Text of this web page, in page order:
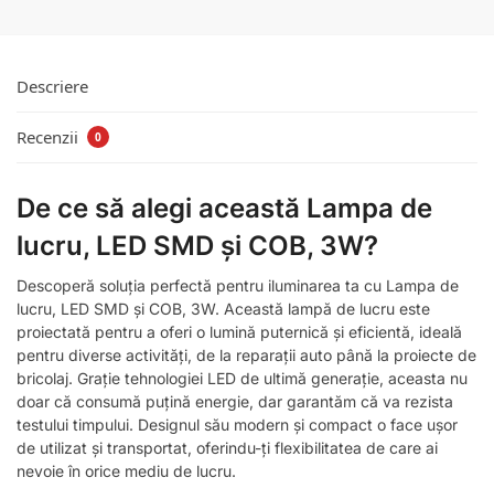
Descriere
Recenzii 0
De ce să alegi această Lampa de
lucru, LED SMD și COB, 3W?
Descoperă soluția perfectă pentru iluminarea ta cu Lampa de
lucru, LED SMD și COB, 3W. Această lampă de lucru este
proiectată pentru a oferi o lumină puternică și eficientă, ideală
pentru diverse activități, de la reparații auto până la proiecte de
bricolaj. Grație tehnologiei LED de ultimă generație, aceasta nu
doar că consumă puțină energie, dar garantăm că va rezista
testului timpului. Designul său modern și compact o face ușor
de utilizat și transportat, oferindu-ți flexibilitatea de care ai
nevoie în orice mediu de lucru.